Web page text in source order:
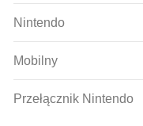
Nintendo
Mobilny
Przełącznik Nintendo